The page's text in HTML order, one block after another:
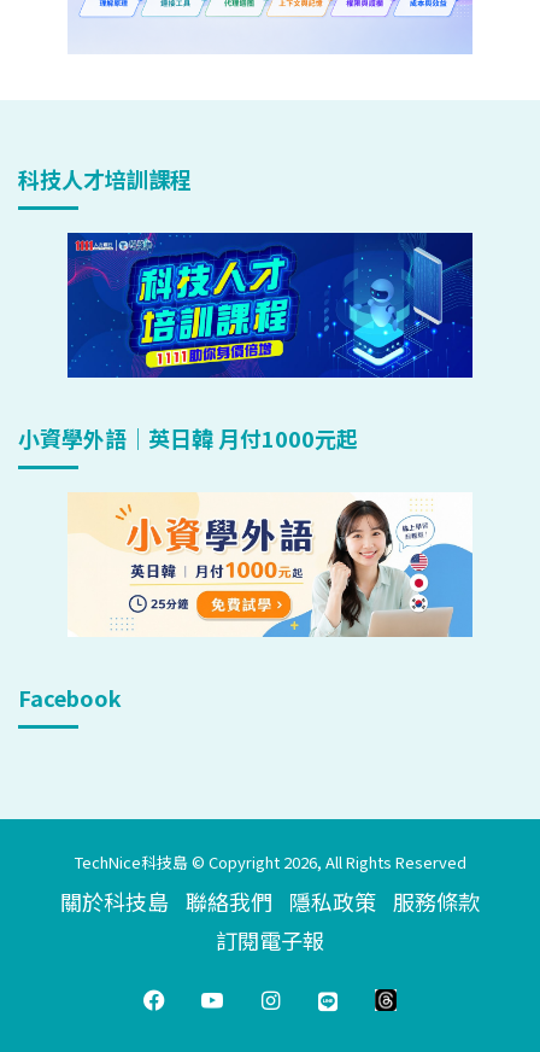
科技人才培訓課程
小資學外語｜英日韓 月付1000元起
Facebook
TechNice科技島 © Copyright 2026, All Rights Reserved
關於科技島 聯絡我們 隱私政策 服務條款
訂閱電子報